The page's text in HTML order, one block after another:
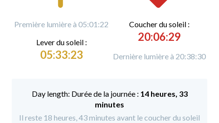
Première lumière à 05:01:22
Lever du soleil :
05:33:23
Coucher du soleil :
20:06:29
Dernière lumière à 20:38:30
Durée de la journée : 14 heures, 33
minutes
Il reste 18 heures, 43 minutes avant le coucher du soleil